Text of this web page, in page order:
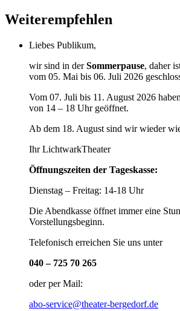
Weiterempfehlen
Liebes Publikum,
wir sind in derSommerpause, daher
vom 05. Mai bis 06. Juli 2026
Vom 07. Juli bis 11. August 2026
von 14 – 18 Uhr geöffnet.
Ab dem 18. August sind wir wieder
Ihr LichtwarkTheater
Öffnungszeiten der Tageskasse:
Dienstag – Freitag: 14-18 Uhr
Die Abendkasse öffnet immer eine
Vorstellungsbeginn.
Telefonisch erreichen Sie uns unter
040 – 725 70 265
oder per Mail:
abo-service@theater-bergedorf.de